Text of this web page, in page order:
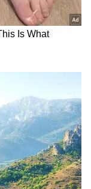
ಸ್ಟೆಪ್-ಅಪ್
ಗ್ರಾಬ್
ಲುಕ್ ನೀಡಿವೆ.
ಇರುವ